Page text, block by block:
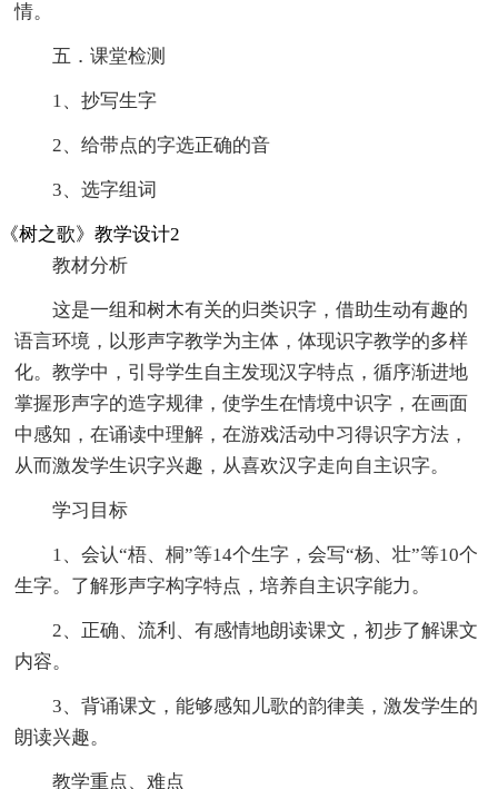
情。
五．课堂检测
1、抄写生字
2、给带点的字选正确的音
3、选字组词
《树之歌》教学设计2
教材分析
这是一组和树木有关的归类识字，借助生动有趣的
语言环境，以形声字教学为主体，体现识字教学的多样
化。教学中，引导学生自主发现汉字特点，循序渐进地
掌握形声字的造字规律，使学生在情境中识字，在画面
中感知，在诵读中理解，在游戏活动中习得识字方法，
从而激发学生识字兴趣，从喜欢汉字走向自主识字。
学习目标
1、会认“梧、桐”等14个生字，会写“杨、壮”等10个
生字。了解形声字构字特点，培养自主识字能力。
2、正确、流利、有感情地朗读课文，初步了解课文
内容。
3、背诵课文，能够感知儿歌的韵律美，激发学生的
朗读兴趣。
教学重点、难点